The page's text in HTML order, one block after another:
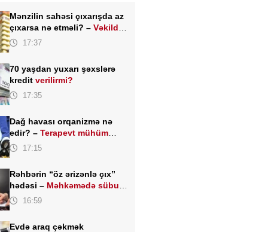
Mənzilin sahəsi çıxarışda az
çıxarsa nə etməli? –Vəkildən
MÜHÜM AÇIQLAMA
17:37
70 yaşdan yuxarı şəxslərə
kreditverilirmi?
17:35
Dağ havası orqanizmə nə
edir? –Terapevt mühüm
faydaları açıqladı
17:15
Rəhbərin “öz ərizənlə çıx”
hədəsi – Məhkəmədə sübut
kimi keçərlidirmi?
16:59
Evdə araq çəkmək